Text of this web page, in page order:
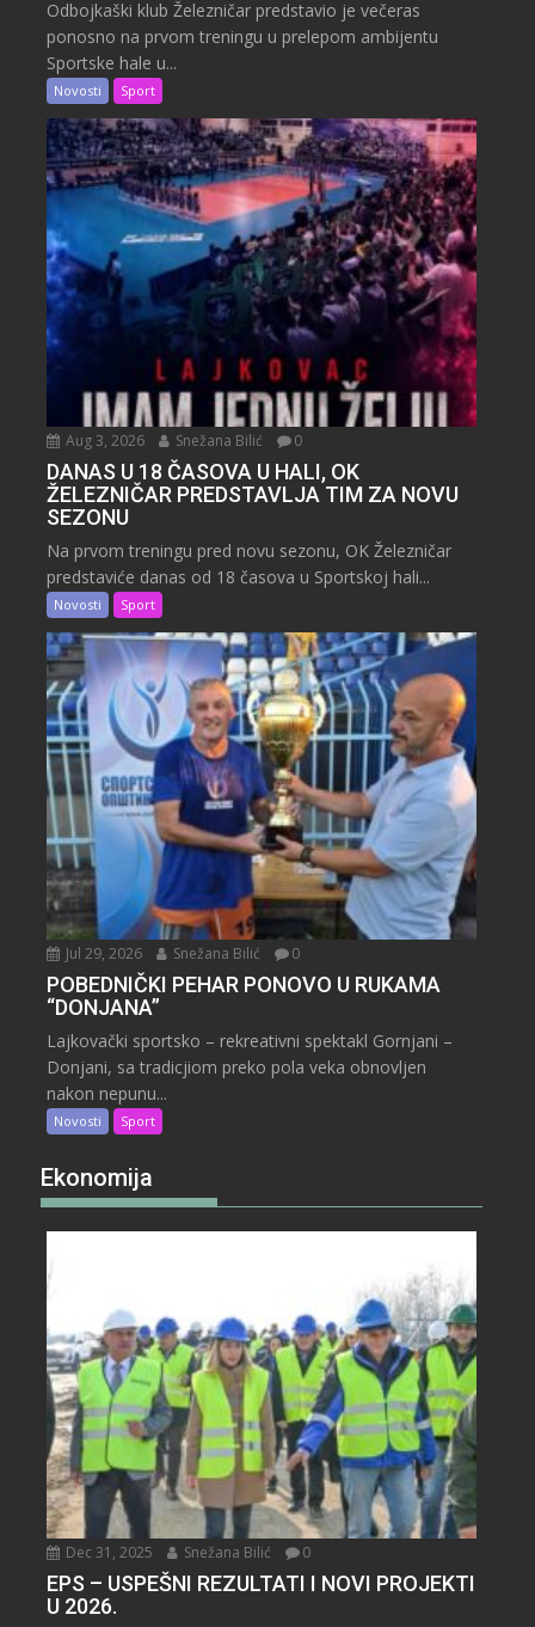
Odbojkaški klub Železničar predstavio je večeras
ponosno na prvom treningu u prelepom ambijentu
Sportske hale u...
Novosti Sport
Aug 3, 2026 Snežana Bilić 0
DANAS U 18 ČASOVA U HALI, OK
ŽELEZNIČAR PREDSTAVLJA TIM ZA NOVU
SEZONU
Na prvom treningu pred novu sezonu, OK Železničar
predstaviće danas od 18 časova u Sportskoj hali...
Novosti Sport
Jul 29, 2026 Snežana Bilić 0
POBEDNIČKI PEHAR PONOVO U RUKAMA
“DONJANA”
Lajkovački sportsko – rekreativni spektakl Gornjani –
Donjani, sa tradicjiom preko pola veka obnovljen
nakon nepunu...
Novosti Sport
Ekonomija
Dec 31, 2025 Snežana Bilić 0
EPS – USPEŠNI REZULTATI I NOVI PROJEKTI
U 2026.